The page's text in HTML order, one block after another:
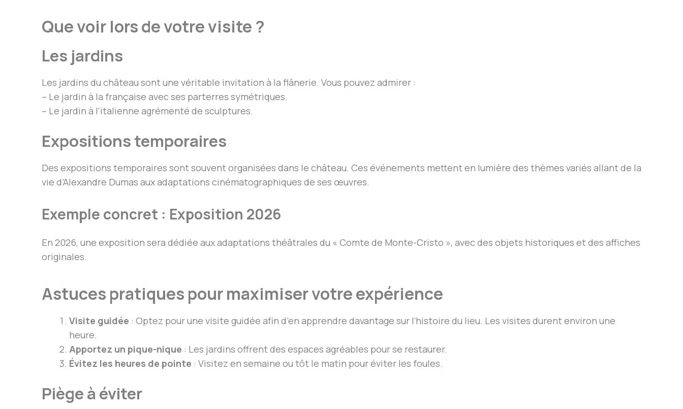
Que voir lors de votre visite ?
Les jardins
Les jardins du château sont une véritable invitation à la flânerie. Vous pouvez admirer :
– Le jardin à la française avec ses parterres symétriques.
– Le jardin à l’italienne agrémenté de sculptures.
Expositions temporaires
Des expositions temporaires sont souvent organisées dans le château. Ces événements mettent en lumière des thèmes variés allant de la
vie d’Alexandre Dumas aux adaptations cinématographiques de ses œuvres.
Exemple concret : Exposition 2026
En 2026, une exposition sera dédiée aux adaptations théâtrales du « Comte de Monte-Cristo », avec des objets historiques et des affiches
originales.
Astuces pratiques pour maximiser votre expérience
Visite guidée : Optez pour une visite guidée afin d’en apprendre davantage sur l’histoire du lieu. Les visites durent environ une
heure.
Apportez un pique-nique : Les jardins offrent des espaces agréables pour se restaurer.
Évitez les heures de pointe : Visitez en semaine ou tôt le matin pour éviter les foules.
Piège à éviter